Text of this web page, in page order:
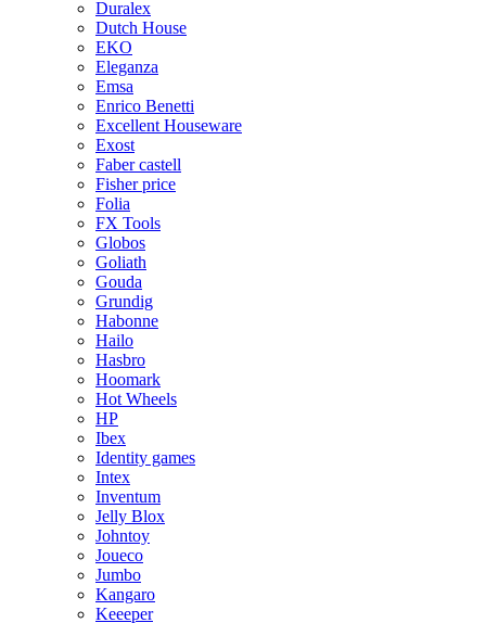
Duralex
Dutch House
EKO
Eleganza
Emsa
Enrico Benetti
Excellent Houseware
Exost
Faber castell
Fisher price
Folia
FX Tools
Globos
Goliath
Gouda
Grundig
Habonne
Hailo
Hasbro
Hoomark
Hot Wheels
HP
Ibex
Identity games
Intex
Inventum
Jelly Blox
Johntoy
Joueco
Jumbo
Kangaro
Keeeper